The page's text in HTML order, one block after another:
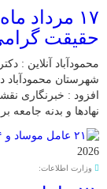
۱۷ مرداد
حقیقت
محمودآباد آنلاین :
شهرستان محمودآباد
افزود : خبرنگاری
نهادها و بدنه جامعه
2026
وزارت اطلاعات: